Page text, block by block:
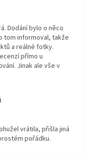
hvězdiček.
Dodání bylo o něco
tom informoval, takže
a reálné fotky.
přímo u
Jinak ale vše v
hvězdiček.
vrátila, přišla jiná
pořádku.